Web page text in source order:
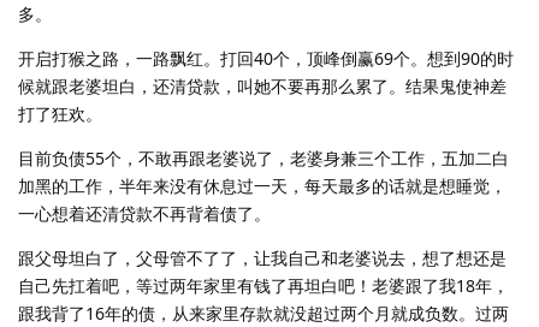
多。
开启打猴之路，一路飘红。打回40个，顶峰倒赢69个。想到90的时
候就跟老婆坦白，还清贷款，叫她不要再那么累了。结果鬼使神差
打了狂欢。
目前负债55个，不敢再跟老婆说了，老婆身兼三个工作，五加二白
加黑的工作，半年来没有休息过一天，每天最多的话就是想睡觉，
一心想着还清贷款不再背着债了。
跟父母坦白了，父母管不了了，让我自己和老婆说去，想了想还是
自己先扛着吧，等过两年家里有钱了再坦白吧！老婆跟了我18年，
跟我背了16年的债，从来家里存款就没超过两个月就成负数。过两